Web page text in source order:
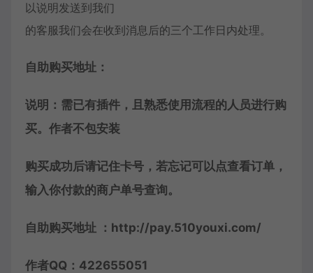
以说明发送到我们
的客服我们会在收到消息后的三个工作日内处理。
自助购买地址：
说明：需已有插件，且熟悉使用流程的人员进行购
买。作者不包安装
购买成功后请记住卡号，若忘记可以点查看订单，
输入你付款的商户单号查询。
自助购买地址 ：http://pay.510youxi.com/
作者QQ：422655051